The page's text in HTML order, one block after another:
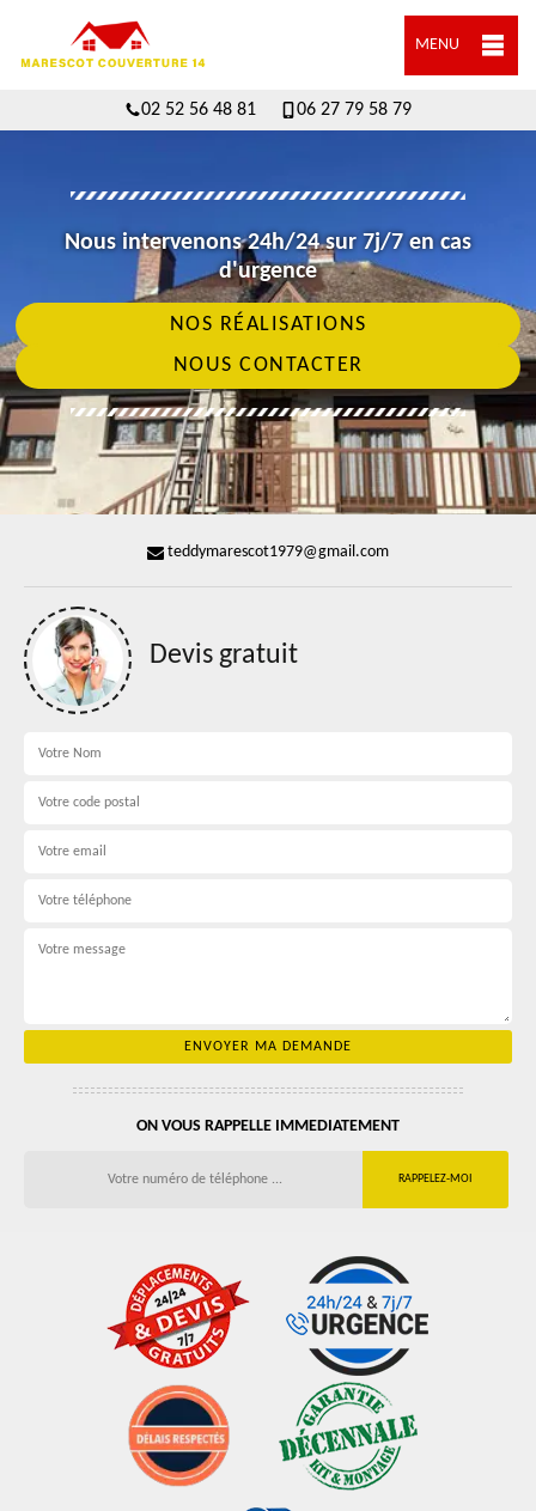
MENU
02 52 56 48 81 06 27 79 58 79
Nous intervenons 24h/24 sur 7j/7 en cas
d'urgence
NOS RÉALISATIONS
NOUS CONTACTER
teddymarescot1979@gmail.com
Devis gratuit
ON VOUS RAPPELLE IMMEDIATEMENT